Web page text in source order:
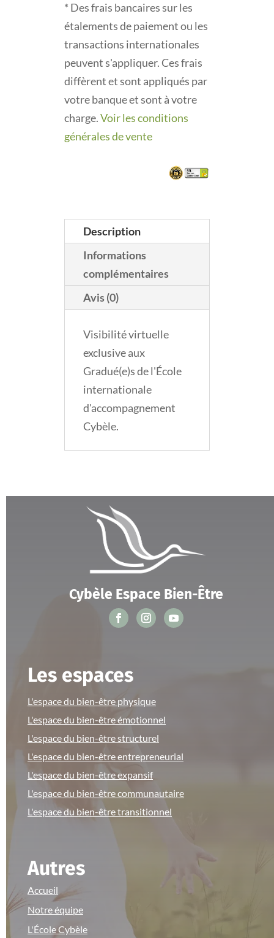
Abonnement
au
Répertoire
des
Gradués
Cybèle
* Des frais bancaires sur les
étalements de paiement ou les
transactions internationales
peuvent s'appliquer. Ces frais
diffèrent et sont appliqués par
votre banque et sont à votre
charge.Voir les conditions
générales de vente
Description
Informations
complémentaires
Avis (0)
Visibilité virtuelle
exclusive aux
Gradué(e)s de l'École
internationale
d'accompagnement
Cybèle.
Cybèle Espace Bien-Être
Les espaces
L'espace du bien-être physique
L'espace du bien-être émotionnel
L'espace du bien-être structurel
L'espace du bien-être entrepreneurial
L'espace du bien-être expansif
L'espace du bien-être communautaire
L'espace du bien-être transitionnel
Autres
Accueil
Notre équipe
L'École Cybèle